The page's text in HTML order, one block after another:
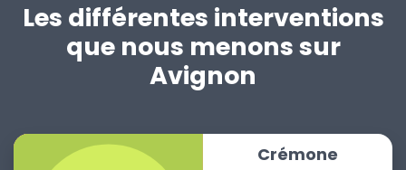
Les différentes interventions
que nous menons sur
Avignon
Crémone